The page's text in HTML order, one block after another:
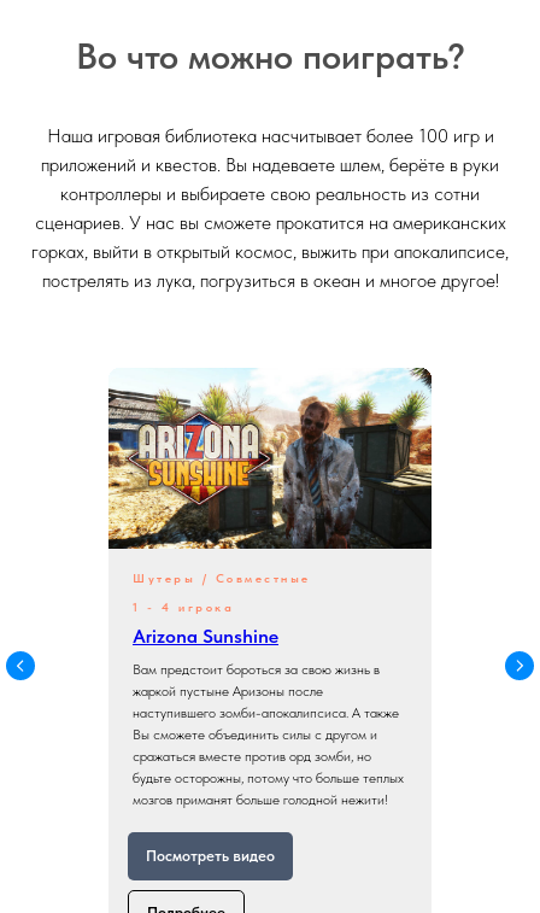
Во что можно поиграть?
Наша игровая библиотека насчитывает более 100 игр и
приложений и квестов. Вы надеваете шлем, берёте в руки
контроллеры и выбираете свою реальность из сотни
сценариев. У нас вы сможете прокатится на американских
горках, выйти в открытый космос, выжить при апокалипсисе,
пострелять из лука, погрузиться в океан и многое другое!
Шутеры / Совместные
1 - 4 игрока
Arizona Sunshine
Вам предстоит бороться за свою жизнь в
жаркой пустыне Аризоны после
наступившего зомби-апокалипсиса. А также
Вы сможете объединить силы с другом и
сражаться вместе против орд зомби, но
будьте осторожны, потому что больше теплых
мозгов приманят больше голодной нежити!
Посмотреть видео